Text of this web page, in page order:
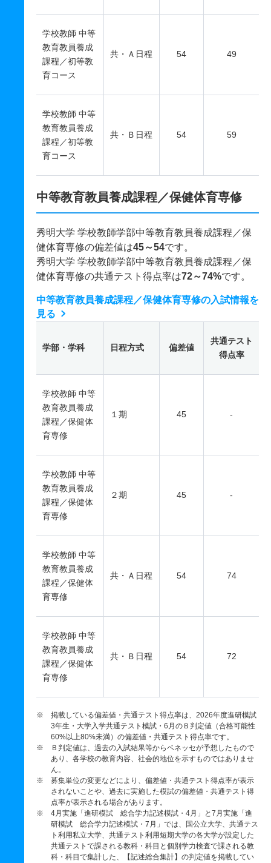
学校教師 中等
教育教員養成
課程／初等教
育コース
共・Ａ日程 54 49
学校教師 中等
教育教員養成
課程／初等教
育コース
共・Ｂ日程 54 59
中等教育教員養成課程／保健体育専修
秀明大学 学校教師学部中等教育教員養成課程／保
健体育専修の偏差値は45～54です。
秀明大学 学校教師学部中等教育教員養成課程／保
健体育専修の共通テスト得点率は72～74%です。
中等教育教員養成課程／保健体育専修の入試情報を
見る
学部・学科 日程方式 偏差値
共通テスト
得点率
学校教師 中等
教育教員養成
課程／保健体
育専修
１期 45 -
学校教師 中等
教育教員養成
課程／保健体
育専修
２期 45 -
学校教師 中等
教育教員養成
課程／保健体
育専修
共・Ａ日程 54 74
学校教師 中等
教育教員養成
課程／保健体
育専修
共・Ｂ日程 54 72
※ 掲載している偏差値・共通テスト得点率は、2026年度進研模試
3年生・大学入学共通テスト模試・6月のＢ判定値（合格可能性
60%以上80%未満）の偏差値・共通テスト得点率です。
※ Ｂ判定値は、過去の入試結果等からベネッセが予想したもので
あり、各学校の教育内容、社会的地位を示すものではありませ
ん。
※ 募集単位の変更などにより、偏差値・共通テスト得点率が表示
されないことや、過去に実施した模試の偏差値・共通テスト得
点率が表示される場合があります。
※ 4月実施「進研模試 総合学力記述模試・4月」と7月実施「進
研模試 総合学力記述模試・7月」では、国公立大学、共通テス
ト利用私立大学、共通テスト利用短期大学の各大学が設定した
共通テストで課される教科・科目と個別学力検査で課される教
科・科目で集計した、【記述総合集計】の判定値を掲載してい